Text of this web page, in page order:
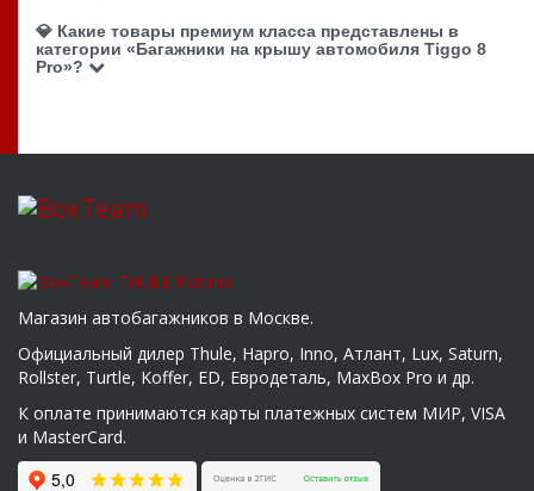
💎 Какие товары премиум класса представлены в
категории «Багажники на крышу автомобиля Tiggo 8
Pro»?
Магазин автобагажников в Москве.
Официальный дилер Thule, Hapro, Inno, Атлант, Lux, Saturn,
Rollster, Turtle, Koffer, ED, Евродеталь, MaxBox Pro и др.
К оплате принимаются карты платежных систем МИР, VISA
и MasterCard.